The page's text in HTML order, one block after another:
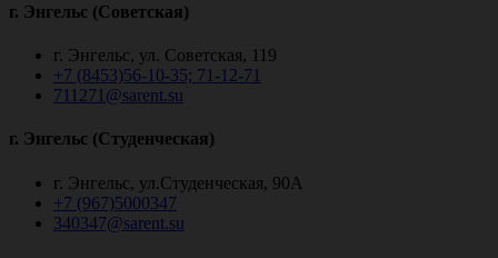
г. Энгельс (Советская)
г. Энгельс, ул. Советская, 119
+7 (8453)56-10-35; 71-12-71
711271@sarent.su
г. Энгельс (Студенческая)
г. Энгельс, ул.Студенческая, 90А
+7 (967)5000347
340347@sarent.su